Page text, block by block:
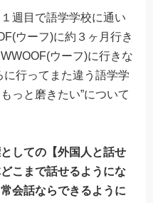
週目で語学学校に通い
ウーフ)に約３ヶ月行き
ウーフ)に行きな
行ってまた違う語学学
っと磨きたい”について
しての【外国人と話せ
こまで話せるようにな
会話ならできるように